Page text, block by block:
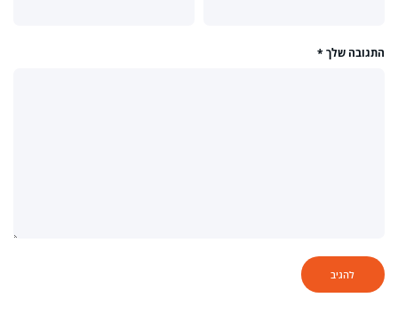
התגובה שלך *